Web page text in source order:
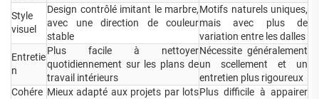
Style
visuel
Design contrôlé imitant le marbre,
avec une direction de couleur
stable
Motifs naturels uniques,
mais avec plus de
variation entre les dalles
Entretie
n
Plus facile à nettoyer
quotidiennement sur les plans de
travail intérieurs
Nécessite généralement
un scellement et un
entretien plus rigoureux
Cohére Mieux adapté aux projets par lotsPlus difficile à appairer